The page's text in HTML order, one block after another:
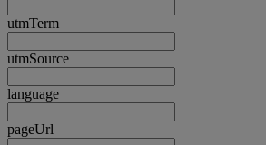
utmTerm
utmSource
language
pageUrl